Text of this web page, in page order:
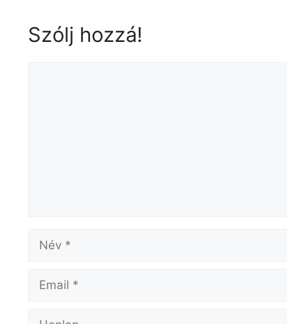
Szólj hozzá!
Név
Email
Honlap